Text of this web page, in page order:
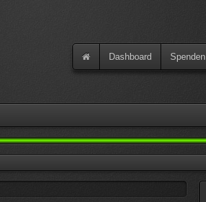
Dashboard Spenden